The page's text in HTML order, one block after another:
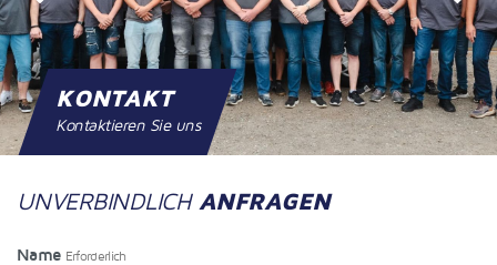
KONTAKT
Kontaktieren Sie uns
UNVERBINDLICH ANFRAGEN
Name Erforderlich